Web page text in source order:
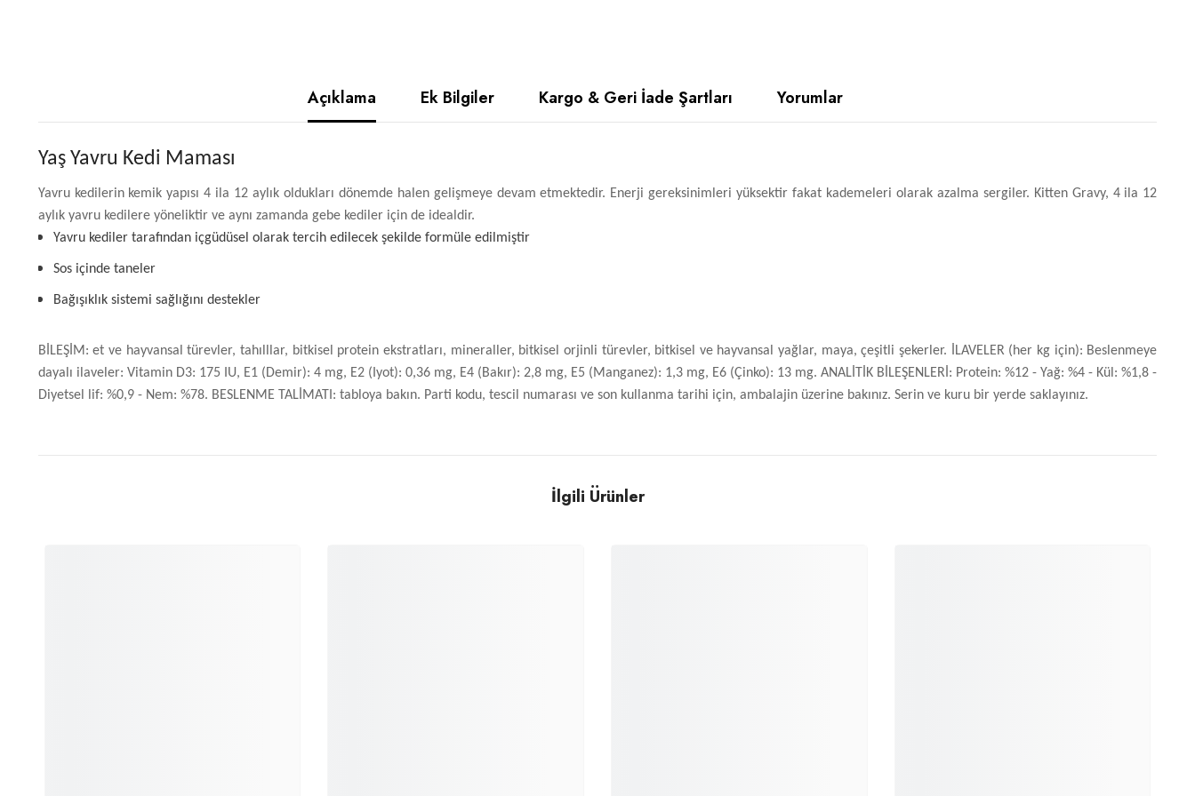
Açıklama Ek Bilgiler Kargo & Geri İade Şartları Yorumlar
Yaş Yavru Kedi Maması
Yavru kedilerin kemik yapısı 4 ila 12 aylık oldukları dönemde halen gelişmeye devam etmektedir. Enerji gereksinimleri yüksektir fakat kademeleri olarak azalma sergiler. Kitten Gravy, 4 ila 12
aylık yavru kedilere yöneliktir ve aynı zamanda gebe kediler için de idealdir.
Yavru kediler tarafından içgüdüsel olarak tercih edilecek şekilde formüle edilmiştir
Sos içinde taneler
Bağışıklık sistemi sağlığını destekler
BİLEŞİM: et ve hayvansal türevler, tahılllar, bitkisel protein ekstratları, mineraller, bitkisel orjinli türevler, bitkisel ve hayvansal yağlar, maya, çeşitli şekerler. İLAVELER (her kg için): Beslenmeye
dayalı ilaveler: Vitamin D3: 175 IU, E1 (Demir): 4 mg, E2 (Iyot): 0,36 mg, E4 (Bakır): 2,8 mg, E5 (Manganez): 1,3 mg, E6 (Çinko): 13 mg. ANALİTİK BİLEŞENLERİ: Protein: %12 - Yağ: %4 - Kül: %1,8 -
Diyetsel lif: %0,9 - Nem: %78. BESLENME TALİMATI: tabloya bakın. Parti kodu, tescil numarası ve son kullanma tarihi için, ambalajin üzerine bakınız. Serin ve kuru bir yerde saklayınız.
İlgili Ürünler